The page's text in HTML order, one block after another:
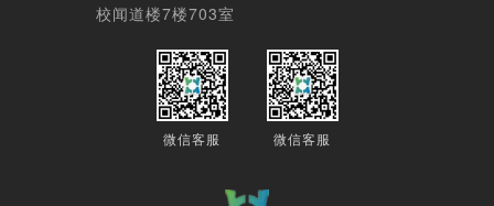
校闻道楼7楼703室
微信客服 微信客服